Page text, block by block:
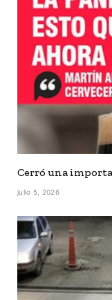
Cerró una
julio 5, 2026